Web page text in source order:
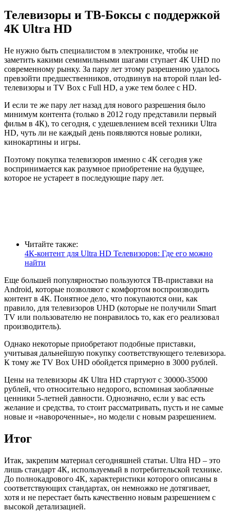
Телевизоры и ТВ-Боксы с поддержкой
4К Ultra HD
Не нужно быть специалистом в электронике, чтобы не
заметить какими семимильными шагами ступает 4К UHD по
современному рынку. За пару лет этому разрешению удалось
превзойти предшественников, отодвинув на второй план led-
телевизоры и TV Box с Full HD, а уже тем более с HD.
И если те же пару лет назад для нового разрешения было
минимум контента (только в 2012 году представили первый
фильм в 4К), то сегодня, с удешевлением всей техники Ultra
HD, чуть ли не каждый день появляются новые ролики,
кинокартины и игры.
Поэтому покупка телевизоров именно с 4К сегодня уже
воспринимается как разумное приобретение на будущее,
которое не устареет в последующие пару лет.
Читайте также:
4К-контент для Ultra HD Телевизоров: Где его можно
найти
Еще большей популярностью пользуются ТВ-приставки на
Android, которые позволяют с комфортом воспроизводить
контент в 4К. Понятное дело, что покупаются они, как
правило, для телевизоров UHD (которые не получили Smart
TV или пользователю не понравилось то, как его реализовал
производитель).
Однако некоторые приобретают подобные приставки,
учитывая дальнейшую покупку соответствующего телевизора.
К тому же TV Box UHD обойдется примерно в 3000 рублей.
Цены на телевизоры 4К Ultra HD стартуют с 30000-35000
рублей, что относительно недорого, вспоминая заоблачные
ценники 5-летней давности. Однозначно, если у вас есть
желание и средства, то стоит рассматривать, пусть и не самые
новые и «навороченные», но модели с новым разрешением.
Итог
Итак, закрепим материал сегодняшней статьи. Ultra HD – это
лишь стандарт 4К, используемый в потребительской технике.
До полнокадрового 4К, характеристики которого описаны в
соответствующих стандартах, он немножко не дотягивает,
хотя и не перестает быть качественно новым разрешением с
высокой детализацией.